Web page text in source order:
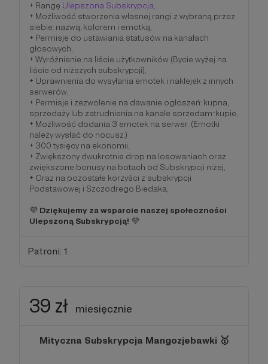
+ Rangę Ulepszona Subskrypcja,
+ Możliwość stworzenia własnej rangi z wybraną przez
siebie: nazwą, kolorem i emotką,
+ Permisje do ustawiania statusów na kanałach
głosowych,
+ Wyróżnienie na liście użytkowników (Bycie wyżej na
liście od niższych subskrypcji),
+ Uprawnienia do wysyłania emotek i naklejek z innych
serwerów,
+ Permisje i zezwolenie na dawanie ogłoszeń: kupna,
sprzedaży lub zatrudnienia na kanale sprzedam-kupie,
+ Możliwość dodania 3 emotek na serwer. (Emotki
należy wysłać do nocusz.)
+ 300 tysięcy na ekonomii,
+ Zwiększony dwukrotnie drop na losowaniach oraz
zwiększone bonusy na botach od Subskrypcji niżej,
+ Oraz na pozostałe korzyści z subskrypcji
Podstawowej i Szczodrego Biedaka,
💜 Dziękujemy za wsparcie naszej społeczności
Ulepszoną Subskrypcją! 💜
Patroni: 1
39 zł miesięcznie
Mityczna Subskrypcja Mangozjebawki 🥇